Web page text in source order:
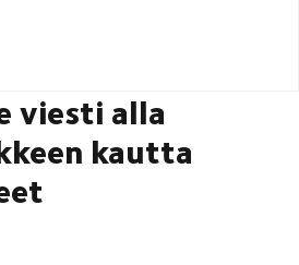
viesti alla
kautta